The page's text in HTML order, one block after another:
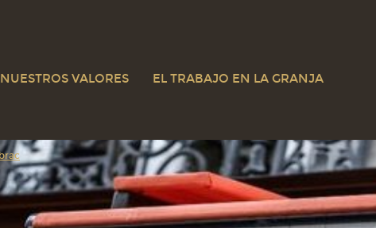
NUESTROS VALORES EL TRABAJO EN LA GRANJA